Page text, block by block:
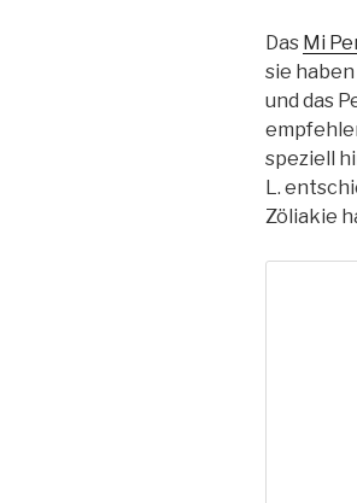
Das Mi
sie
und das
speziell
L.
Zöliakie